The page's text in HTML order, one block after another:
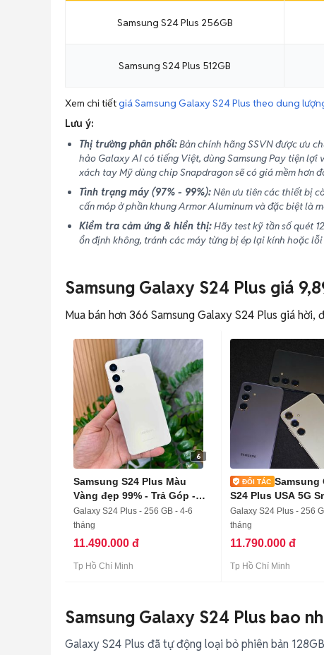
Samsung S24 Plus 256GB
Samsung S24 Plus 512GB
Xem chi tiếtgiá Samsung Galaxy S24 Plus theo dung
Lưu ý:
Thị trường phân phối:Bản chính hãng SSVN được ưu
hảo Galaxy AI có tiếng Việt, dùng Samsung Pay tiện lợi
xách tay Mỹ dùng chip Snapdragon sẽ có giá mềm hơn
Tình trạng máy (97% - 99%):Nên ưu tiên các thiết bị
cấn móp ở phần khung Armor Aluminum và đặc biệt là
Kiểm tra cảm ứng & hiển thị:Hãy test kỹ tần số quét
ổn định không, tránh các máy từng bị ép lại kính hoặc lỗi
Samsung Galaxy S24 Plus giá
Mua bán hơn 366 Samsung Galaxy S24 Plus giá
6
Samsung S24 Plus Màu
Vàng đẹp 99% - Trả Góp -
Ship
Galaxy S24 Plus - 256 GB - 4-6
tháng
11.490.000 đ
Tp Hồ Chí Minh
Samsung
S24 Plus USA 5G
3
Galaxy S24 Plus - 256
tháng
11.790.000 đ
Tp Hồ Chí Minh
Samsung Galaxy S24 Plus bao
Galaxy S24 Plus đã tự động loại bỏ phiên bản